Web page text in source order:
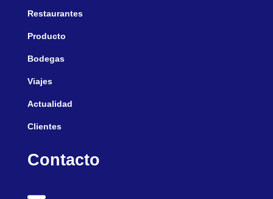
Restaurantes
Producto
Bodegas
Viajes
Actualidad
Clientes
Contacto